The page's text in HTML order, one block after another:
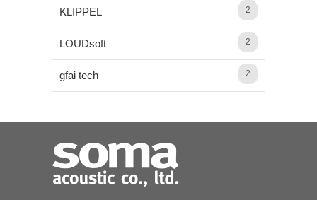
KLIPPEL 2
LOUDsoft 2
gfai tech 2